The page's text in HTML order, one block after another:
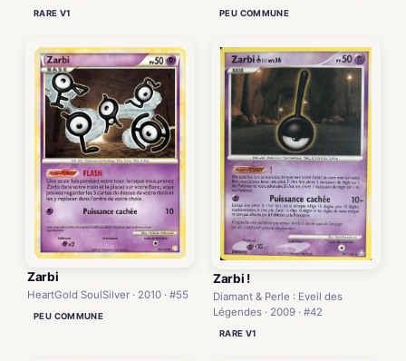
RARE V1 PEU COMMUNE
Zarbi
HeartGold SoulSilver · 2010 · #55
PEU COMMUNE
Zarbi !
Diamant & Perle : Eveil des
Légendes · 2009 · #42
RARE V1